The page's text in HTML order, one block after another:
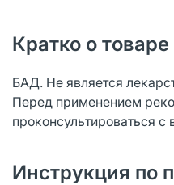
Кратко о товаре
БАД. Не является
Перед применением
проконсультироваться
Инструкция по